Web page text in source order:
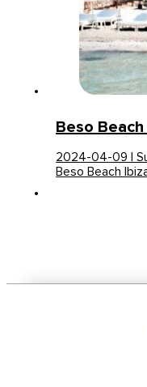
Beso Beach
2024-04-09 |
Beso Beach